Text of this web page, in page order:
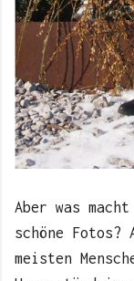
Aber was
schöne Fotos?
meisten